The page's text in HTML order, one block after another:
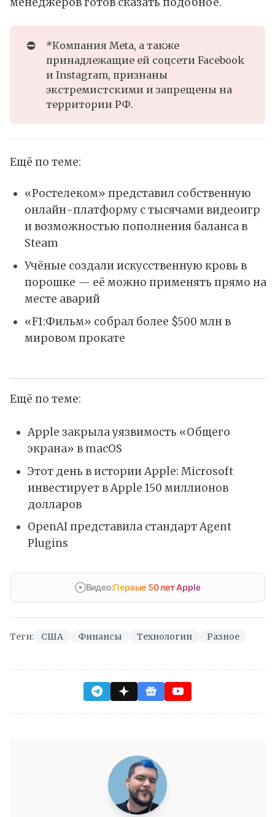
⛔
*Компания Meta, а также
принадлежащие ей соцсети Facebook
и Instagram, признаны
экстремистскими и запрещены на
территории РФ.
Ещё по теме:
«Ростелеком» представил собственную
онлайн-платформу с тысячами видеоигр
и возможностью пополнения баланса в
Steam
Учёные создали искусственную кровь в
порошке — её можно применять прямо на
месте аварий
«F1:Фильм» собрал более $500 млн в
мировом прокате
Ещё по теме:
Apple закрыла уязвимость «Общего
экрана» в macOS
Этот день в истории Apple: Microsoft
инвестирует в Apple 150 миллионов
долларов
OpenAI представила стандарт Agent
Plugins
Видео:Первые 50 лет Apple
Теги: США Финансы Технологии Разное